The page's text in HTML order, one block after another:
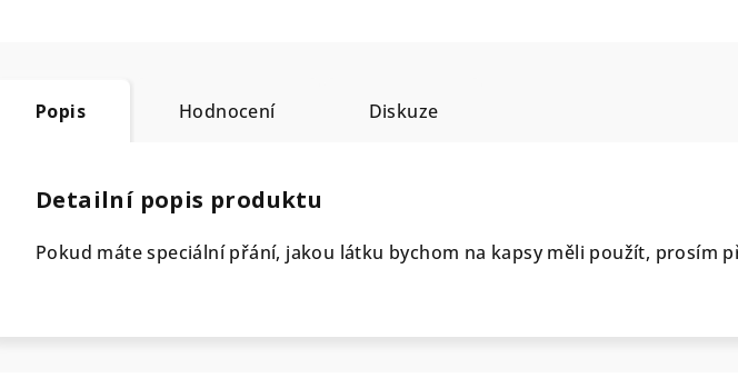
Popis Hodnocení Diskuze
Detailní popis produktu
Pokud máte speciální přání, jakou látku bychom na kapsy měli použít, prosím